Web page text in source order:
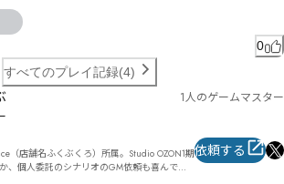
0
すべてのプレイ記録(4)
1人のゲームマスター
（店舗名ふくぶくろ）所属。Studio OZON1期
、個人委託のシナリオのGM依頼も喜んでお
依頼する